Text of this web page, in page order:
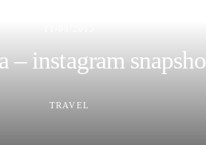
– instagram
TRAVEL